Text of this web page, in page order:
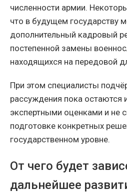
численности армии.
что в будущем государству
дополнительный кадровый
постепенной замены
находящихся на передовой
При этом специалисты
рассуждения пока остаются
экспертными оценками и не
подготовке конкретных
государственном уровне.
От чего будет
дальнейшее